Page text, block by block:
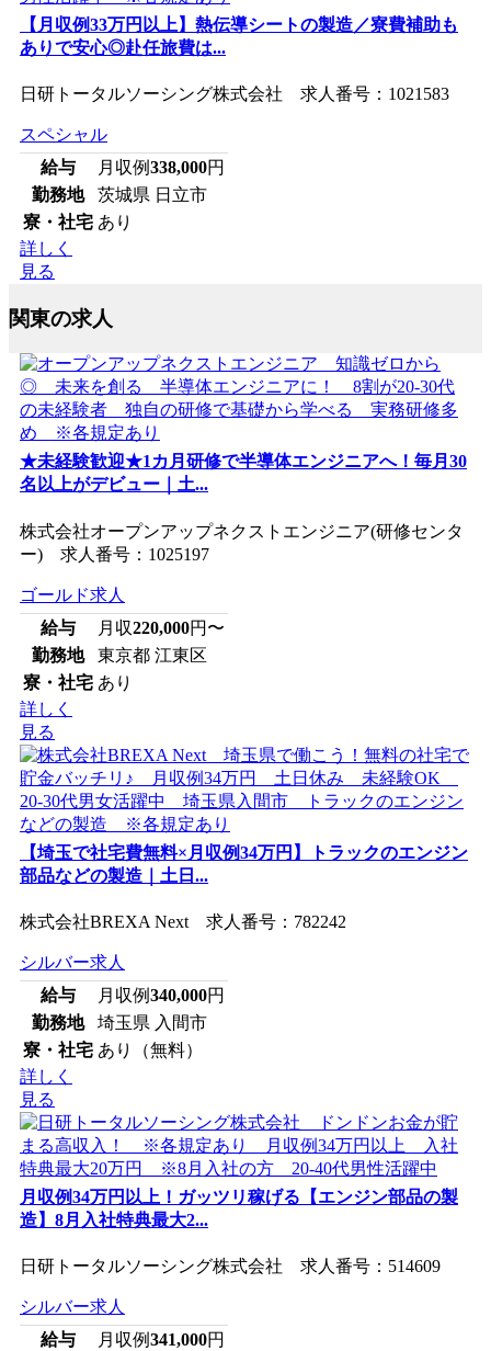
【月収例33万円以上】熱伝導シートの製造／寮費補助も
ありで安心◎赴任旅費は...
日研トータルソーシング株式会社 求人番号：1021583
スペシャル
給与
月収例338,000円
勤務地
茨城県 日立市
寮・社宅 あり
詳しく
見る
関東の求人
★未経験歓迎★1カ月研修で半導体エンジニアへ！毎月30
名以上がデビュー｜土...
株式会社オープンアップネクストエンジニア(研修センタ
ー) 求人番号：1025197
ゴールド求人
給与
月収220,000円〜
勤務地
東京都 江東区
寮・社宅 あり
詳しく
見る
【埼玉で社宅費無料×月収例34万円】トラックのエンジン
部品などの製造｜土日...
株式会社BREXA Next 求人番号：782242
シルバー求人
給与
月収例340,000円
勤務地
埼玉県 入間市
寮・社宅 あり（無料）
詳しく
見る
月収例34万円以上！ガッツリ稼げる【エンジン部品の製
造】8月入社特典最大2...
日研トータルソーシング株式会社 求人番号：514609
シルバー求人
給与
月収例341,000円